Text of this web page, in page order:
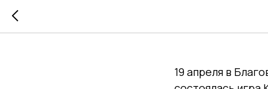
Весна
19 апреля в